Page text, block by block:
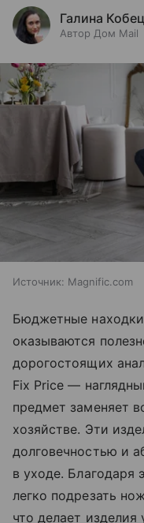
Галина Кобец
Автор Дом Mail
Источник: Magnific.com
Бюджетные
оказываются
дорогостоящих
Fix Price —
предмет заменяет
хозяйстве. Эти
долговечностью и
в уходе. Благодаря
легко подрезать
что делает